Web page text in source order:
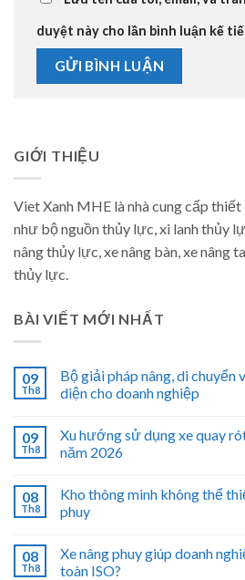
duyệt này cho lần bình luận kế
GIỚI THIỆU
Viet Xanh MHE là nhà cung cấp
như bộ nguồn thủy lực, xi lanh thủy
nâng thủy lực, xe nâng bàn, xe nâng
thủy lực.
BÀI VIẾT MỚI NHẤT
09
Th8
Bộ giải pháp nâng, di chuyển
diện cho doanh nghiệp
09
Th8
Xu hướng sử dụng xe quay
năm 2026
08
Th8
Kho thông minh không thể
phuy
08
Th8
Xe nâng phuy giúp doanh
toàn ISO?